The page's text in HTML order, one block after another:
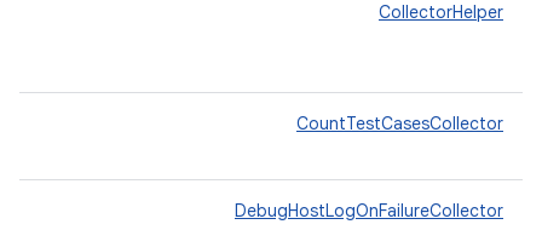
CollectorHelper
CountTestCasesCollector
DebugHostLogOnFailureCollector